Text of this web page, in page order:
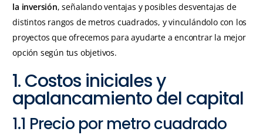
la inversión, señalando ventajas y posibles desventajas de
distintos rangos de metros cuadrados, y vinculándolo con los
proyectos que ofrecemos para ayudarte a encontrar la mejor
opción según tus objetivos.
1. Costos iniciales y
apalancamiento del capital
1.1 Precio por metro cuadrado